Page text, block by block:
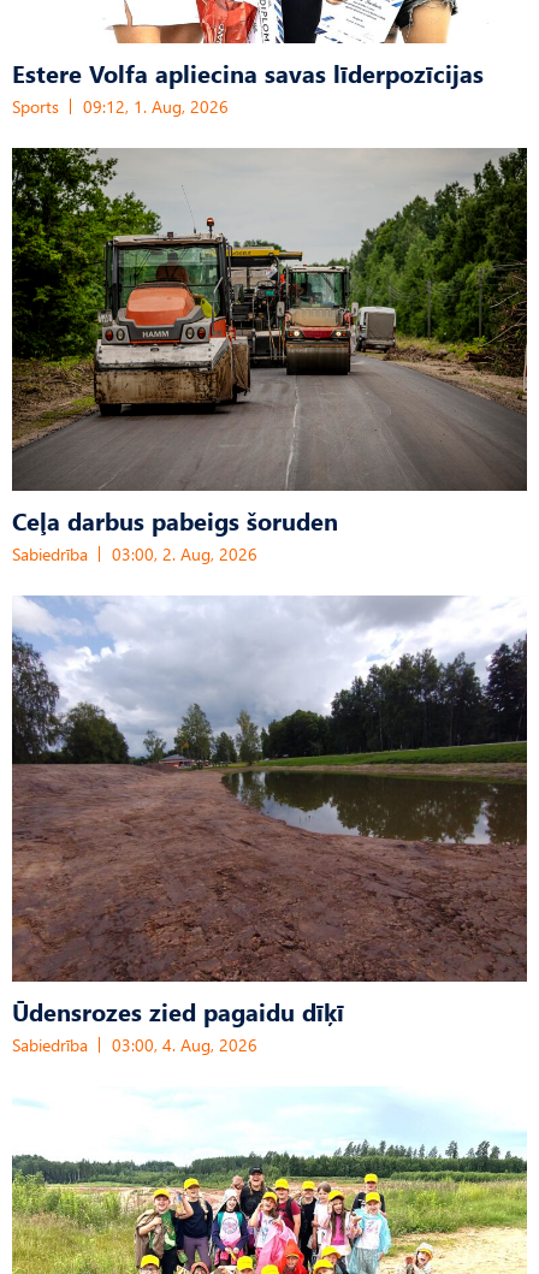
Estere Volfa apliecina savas līderpozīcijas
Sports 09:12, 1. Aug, 2026
Ceļa darbus pabeigs šoruden
Sabiedrība 03:00, 2. Aug, 2026
Ūdensrozes zied pagaidu dīķī
Sabiedrība 03:00, 4. Aug, 2026